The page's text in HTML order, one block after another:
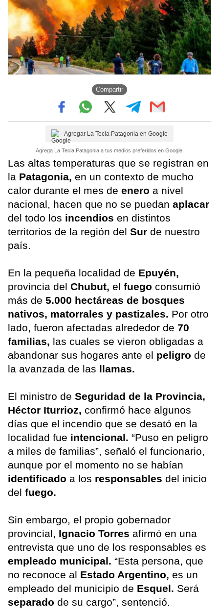
Compartir
Agregar La Tecla Patagonia en Google
Agrega La Tecla Patagonia a tus medios preferidos en Google.
Las altas temperaturas que se registran en
la Patagonia, en un contexto de mucho
calor durante el mes de enero a nivel
nacional, hacen que no se puedan aplacar
del todo los incendios en distintos
territorios de la región del Sur de nuestro
país.
En la pequeña localidad de Epuyén,
provincia del Chubut, el fuego consumió
más de 5.000 hectáreas de bosques
nativos, matorrales y pastizales. Por otro
lado, fueron afectadas alrededor de 70
familias, las cuales se vieron obligadas a
abandonar sus hogares ante el peligro de
la avanzada de las llamas.
El ministro de Seguridad de la Provincia,
Héctor Iturrioz, confirmó hace algunos
días que el incendio que se desató en la
localidad fue intencional. “Puso en peligro
a miles de familias”, señaló el funcionario,
aunque por el momento no se habían
identificado a los responsables del inicio
del fuego.
Sin embargo, el propio gobernador
provincial, Ignacio Torres afirmó en una
entrevista que uno de los responsables es
empleado municipal. “Esta persona, que
no reconoce al Estado Argentino, es un
empleado del municipio de Esquel. Será
separado de su cargo”, sentenció.